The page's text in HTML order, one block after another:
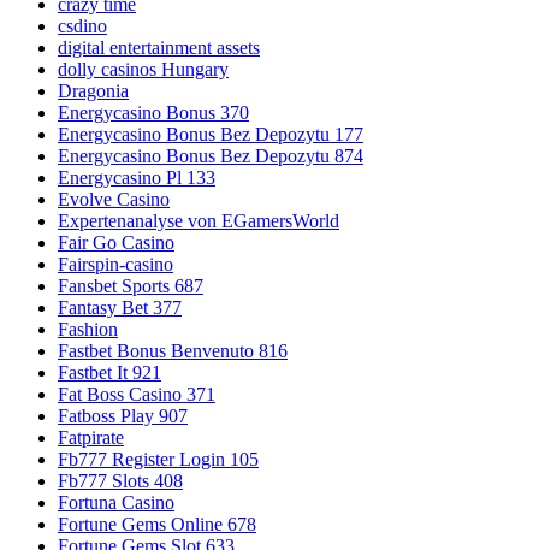
crazy time
csdino
digital entertainment assets
dolly casinos Hungary
Dragonia
Energycasino Bonus 370
Energycasino Bonus Bez Depozytu 177
Energycasino Bonus Bez Depozytu 874
Energycasino Pl 133
Evolve Casino
Expertenanalyse von EGamersWorld
Fair Go Casino
Fairspin-casino
Fansbet Sports 687
Fantasy Bet 377
Fashion
Fastbet Bonus Benvenuto 816
Fastbet It 921
Fat Boss Casino 371
Fatboss Play 907
Fatpirate
Fb777 Register Login 105
Fb777 Slots 408
Fortuna Casino
Fortune Gems Online 678